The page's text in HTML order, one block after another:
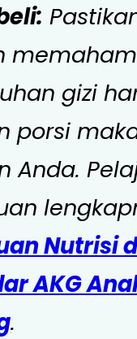
gizi
porsi
Anda.
Nutrisi
AKG
.